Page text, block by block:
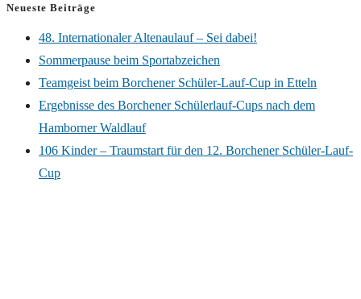
Neueste Beiträge
48. Internationaler Altenaulauf – Sei dabei!
Sommerpause beim Sportabzeichen
Teamgeist beim Borchener Schüler-Lauf-Cup in Etteln
Ergebnisse des Borchener Schülerlauf-Cups nach dem
Hamborner Waldlauf
106 Kinder – Traumstart für den 12. Borchener Schüler-Lauf-
Cup